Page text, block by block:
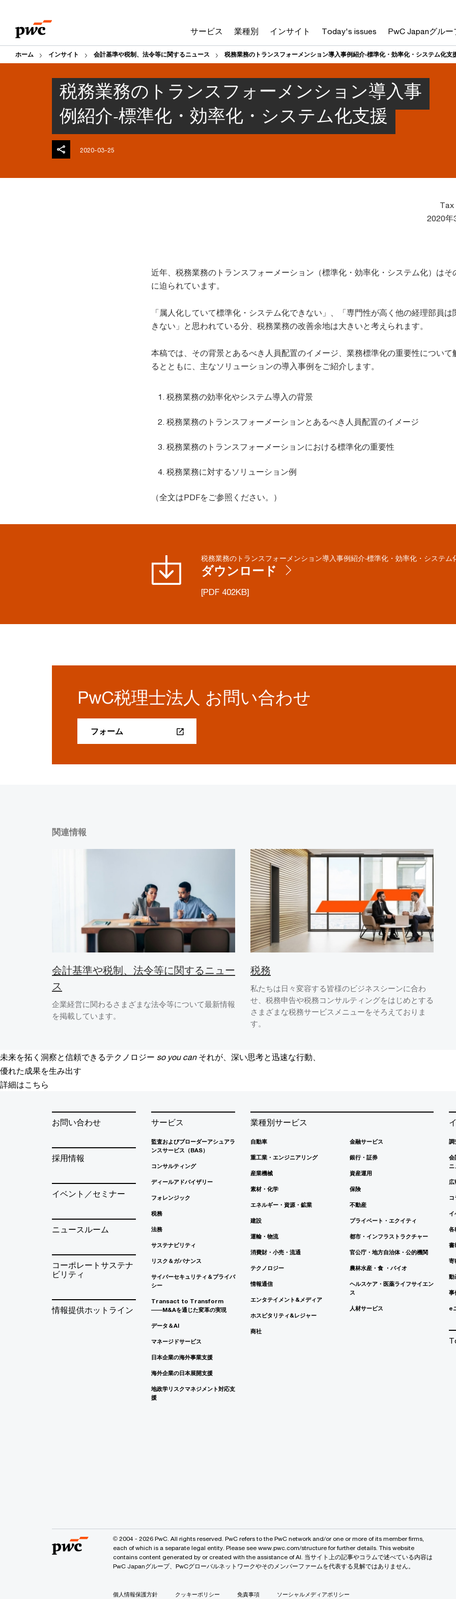
content
footer
サービス 業種別 インサイト Today's issues PwC Japanグルー
ホーム インサイト 会計基準や税制、法令等に関するニュース 税務業務のトランスフォーメンション導入事例紹介‐標準化・効率化・システム化支
税務業務のトランスフォーメンション導入事
例紹介‐標準化・効率化・システム化支援
2020-03-25
Tax
2020年
近年、税務業務のトランスフォーメーション（標準化・効率化・システム化）はそ
に迫られています。
「属人化していて標準化・システム化できない」、「専門性が高く他の経理部員は
きない」と思われている分、税務業務の改善余地は大きいと考えられます。
本稿では、その背景とあるべき人員配置のイメージ、業務標準化の重要性について
るとともに、主なソリューションの導入事例をご紹介します。
税務業務の効率化やシステム導入の背景
税務業務のトランスフォーメーションとあるべき人員配置のイメージ
税務業務のトランスフォーメーションにおける標準化の重要性
税務業務に対するソリューション例
（全文はPDFをご参照ください。）
税務業務のトランスフォーメンション導入事例紹介‐標準化・効率化・システム
ダウンロード
[PDF 402KB]
PwC税理士法人 お問い合わせ
フォーム
関連情報
会計基準や税制、法令等に関するニュー
ス
企業経営に関わるさまざまな法令等について最新情報
を掲載しています。
税務
私たちは日々変容する皆様のビジネスシーンに合わ
せ、税務申告や税務コンサルティングをはじめとする
さまざまな税務サービスメニューをそろえておりま
す。
未来を拓く洞察と信頼できるテクノロジー so you can それが、深い思考と迅速な行動、
優れた成果を生み出す
詳細はこちら
お問い合わせ
採用情報
イベント／セミナー
ニュースルーム
コーポレートサステナ
ビリティ
情報提供ホットライン
サービス
監査およびブローダーアシュアラ
ンスサービス（BAS）
コンサルティング
ディールアドバイザリー
フォレンジック
税務
法務
サステナビリティ
リスク＆ガバナンス
サイバーセキュリティ＆プライバ
シー
Transact to Transform
――M&Aを通じた変革の実現
データ＆AI
マネージドサービス
日本企業の海外事業支援
海外企業の日本展開支援
地政学リスクマネジメント対応支
援
業種別サービス
自動車
重工業・エンジニアリング
産業機械
素材・化学
エネルギー・資源・鉱業
建設
運輸・物流
消費財・小売・流通
テクノロジー
情報通信
エンタテイメント&メディア
ホスピタリティ&レジャー
商社
金融サービス
銀行・証券
資産運用
保険
不動産
プライベート・エクイティ
都市・インフラストラクチャー
官公庁・地方自治体・公的機関
農林水産・食 ・バイオ
ヘルスケア・医薬ライフサイエン
ス
人材サービス
調
会
広
コ
イ
各
書
寄
動
事
e
© 2004 - 2026 PwC. All rights reserved. PwC refers to the PwC network and/or one or more of its member firms,
each of which is a separate legal entity. Please see www.pwc.com/structure for further details. This website
contains content generated by or created with the assistance of AI. 当サイト上の記事やコラムで述べている内容は
PwC Japanグループ、PwCグローバルネットワークやそのメンバーファームを代表する見解ではありません。
個人情報保護方針 クッキーポリシー 免責事項 ソーシャルメディアポリシー